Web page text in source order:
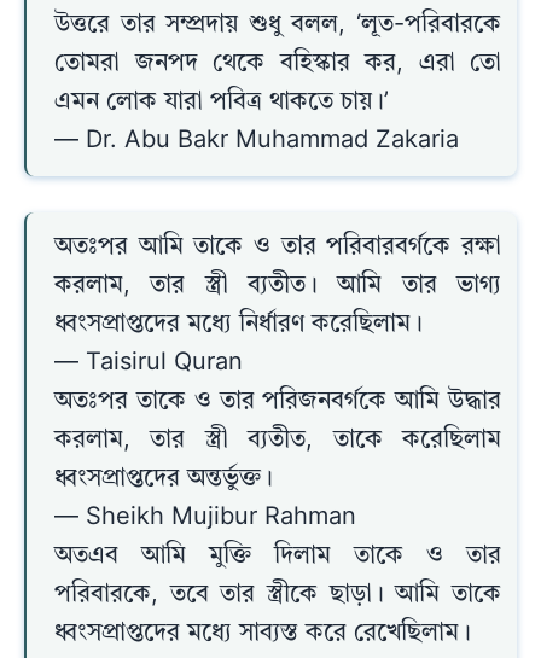
উত্তরে তার সম্প্রদায় শুধু বলল, ‘লূত-পরিবারকে
তোমরা জনপদ থেকে বহিস্কার কর, এরা তো
এমন লোক যারা পবিত্র থাকতে চায়।’
— Dr. Abu Bakr Muhammad Zakaria
অতঃপর আমি তাকে ও তার পরিবারবর্গকে রক্ষা
করলাম, তার স্ত্রী ব্যতীত। আমি তার ভাগ্য
ধ্বংসপ্রাপ্তদের মধ্যে নির্ধারণ করেছিলাম।
— Taisirul Quran
অতঃপর তাকে ও তার পরিজনবর্গকে আমি উদ্ধার
করলাম, তার স্ত্রী ব্যতীত, তাকে করেছিলাম
ধ্বংসপ্রাপ্তদের অন্তর্ভুক্ত।
— Sheikh Mujibur Rahman
অতএব আমি মুক্তি দিলাম তাকে ও তার
পরিবারকে, তবে তার স্ত্রীকে ছাড়া। আমি তাকে
ধ্বংসপ্রাপ্তদের মধ্যে সাব্যস্ত করে রেখেছিলাম।